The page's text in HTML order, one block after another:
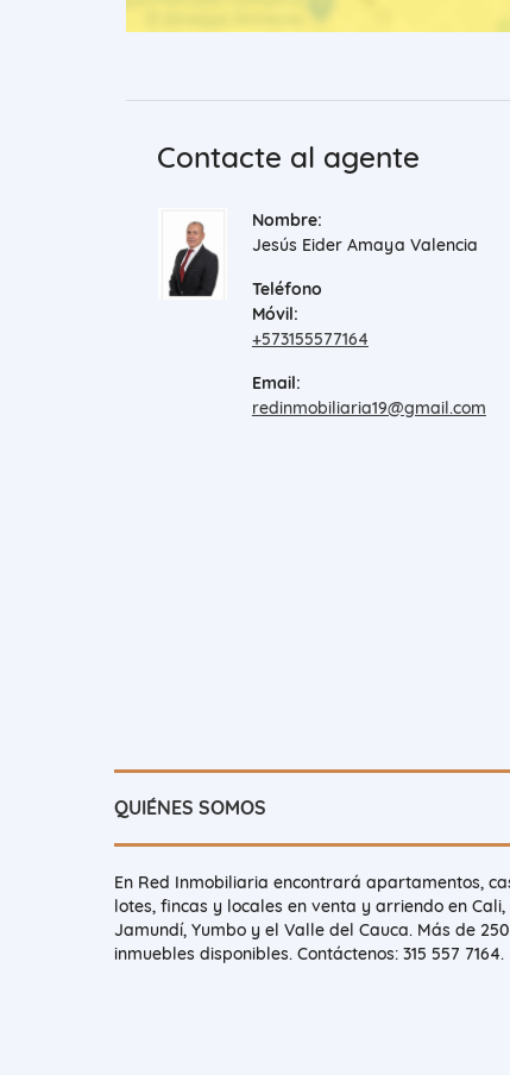
Contacte al agente
Nombre:
Jesús Eider Amaya Valencia
Teléfono
Móvil:
+573155577164
Email:
redinmobiliaria19@gmail.com
QUIÉNES SOMOS
En Red Inmobiliaria encontrará apartamentos,
lotes, fincas y locales en venta y arriendo en Cali,
Jamundí, Yumbo y el Valle del Cauca. Más de 250
inmuebles disponibles. Contáctenos: 315 557 7164.